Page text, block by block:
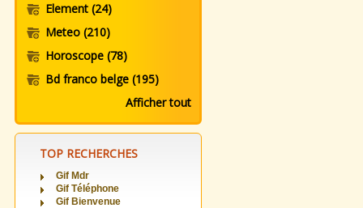
Element (24)
Meteo (210)
Horoscope (78)
Bd franco belge (195)
Afficher tout
TOP RECHERCHES
Gif Mdr
Gif Téléphone
Gif Bienvenue